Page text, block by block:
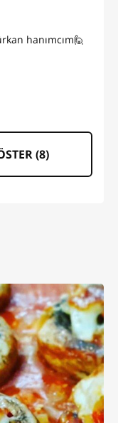
hanımcım🙋
(8)